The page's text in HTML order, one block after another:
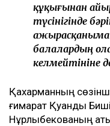
құқығынан
түсінігінде
ажырасқаныма
балалардың
келмейтініне
Қахарманның
ғимарат Қуандық
Нұрлыбекованың